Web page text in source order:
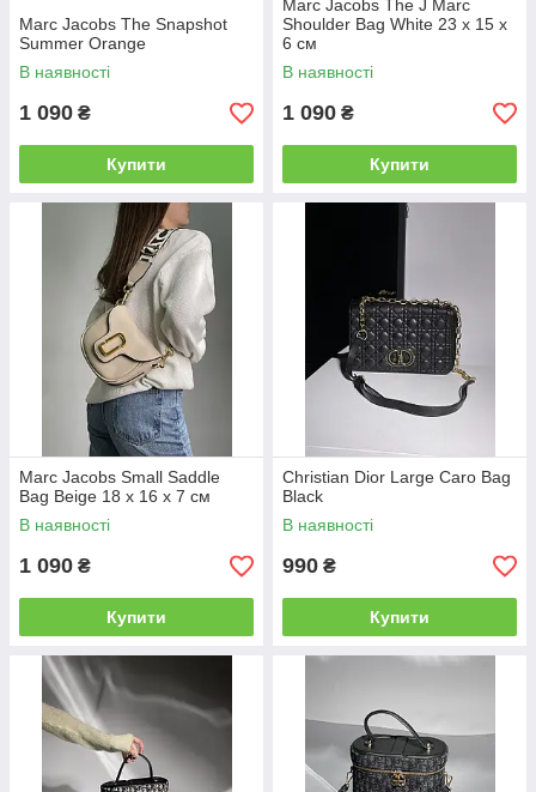
Marc Jacobs The Snapshot
Summer Orange
В наявності
1 090 ₴
Купити
Marc Jacobs The J Marc
Shoulder Bag White 23 х 15 х
6 см
В наявності
1 090 ₴
Купити
Marc Jacobs Small Saddle
Bag Beige 18 х 16 х 7 см
В наявності
1 090 ₴
Купити
Christian Dior Large Caro Bag
Black
В наявності
990 ₴
Купити